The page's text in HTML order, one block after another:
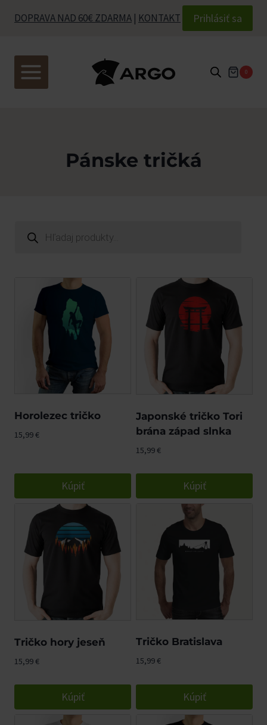
DOPRAVA NAD 60€ ZDARMA | KONTAKT Prihlásiť sa
0
Pánske tričká
search
Horolezec tričko
15,99€
Kúpiť
Japonské tričko Tori
brána západ slnka
15,99€
Kúpiť
Tričko hory jeseň
15,99€
Kúpiť
Tričko Bratislava
15,99€
Kúpiť